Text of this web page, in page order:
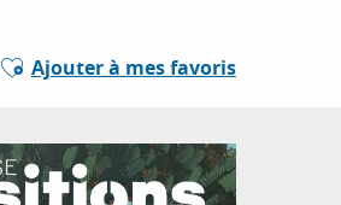
Ajouter aux favoris
Ajouter à mes favoris